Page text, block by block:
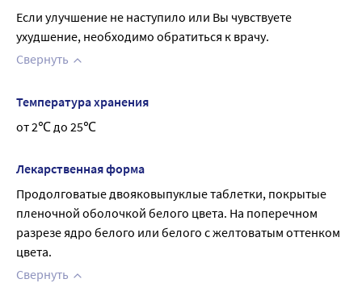
Если улучшение не наступило или Вы чувствуете
ухудшение, необходимо обратиться к врачу.
Свернуть
Температура хранения
от 2℃ до 25℃
Лекарственная форма
Продолговатые двояковыпуклые таблетки, покрытые
пленочной оболочкой белого цвета. На поперечном
разрезе ядро белого или белого с желтоватым оттенком
цвета.
Свернуть